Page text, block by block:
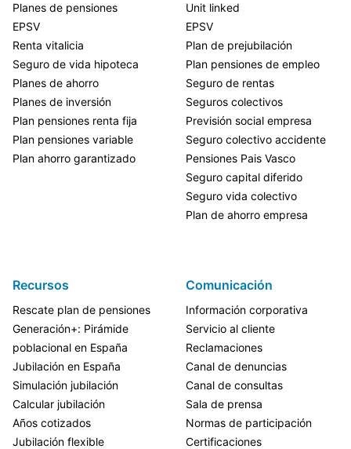
Planes de pensiones
EPSV
Renta vitalicia
Seguro de vida hipoteca
Planes de ahorro
Planes de inversión
Plan pensiones renta fija
Plan pensiones variable
Plan ahorro garantizado
Unit linked
EPSV
Plan de prejubilación
Plan pensiones de empleo
Seguro de rentas
Seguros colectivos
Previsión social empresa
Seguro colectivo accidente
Pensiones Pais Vasco
Seguro capital diferido
Seguro vida colectivo
Plan de ahorro empresa
Recursos
Rescate plan de pensiones
Generación+: Pirámide
poblacional en España
Jubilación en España
Simulación jubilación
Calcular jubilación
Años cotizados
Jubilación flexible
Comunicación
Información corporativa
Servicio al cliente
Reclamaciones
Canal de denuncias
Canal de consultas
Sala de prensa
Normas de participación
Certificaciones